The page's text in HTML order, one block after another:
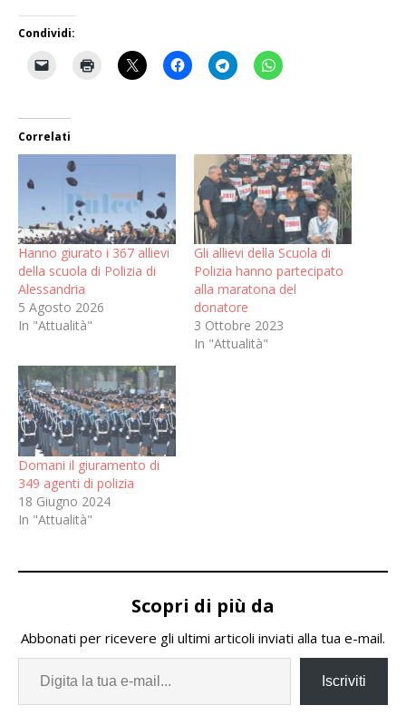
Condividi:
Correlati
Hanno giurato i 367 allievi
della scuola di Polizia di
Alessandria
5 Agosto 2026
In "Attualità"
Gli allievi della Scuola di
Polizia hanno partecipato
alla maratona del
donatore
3 Ottobre 2023
In "Attualità"
Domani il giuramento di
349 agenti di polizia
18 Giugno 2024
In "Attualità"
Scopri di più da
Abbonati per ricevere gli ultimi articoli inviati alla tua e-mail.
Iscriviti